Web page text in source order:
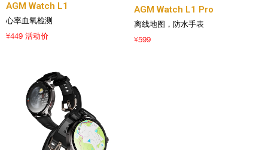
AGM Watch L1
心率血氧检测
¥449 活动价
AGM Watch L1 Pro
离线地图，防水手表
¥599